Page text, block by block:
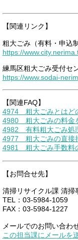
【関連リンク】
粗大ごみ（有料・申込制
https://
練馬区粗大ごみ受付セ
https://www.sodai-
【関連FAQ】
4974 粗大ごみとはど
4980 粗大ごみの料金
4982 有料粗大ごみ処
4977 粗大ごみの直接
4981 粗大ごみ手数料
【お問合せ先】
清掃リサイクル課 清掃
TEL：03-5984-1059
FAX：03-5984-1227
メールでのお問い合わ
この担当課にメールを